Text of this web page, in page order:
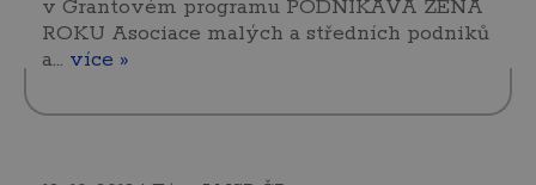
v Grantovém programu PODNIKAVÁ ŽENA
ROKU Asociace malých a středních podniků
a… více »